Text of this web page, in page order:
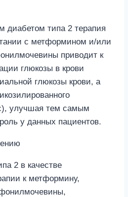
диабетом типа 2 терапия
с метформином и/или
приводит к
глюкозы в крови
глюкозы крови, а
улучшая тем самым
у данных пациентов.
2 в качестве
к метформину,